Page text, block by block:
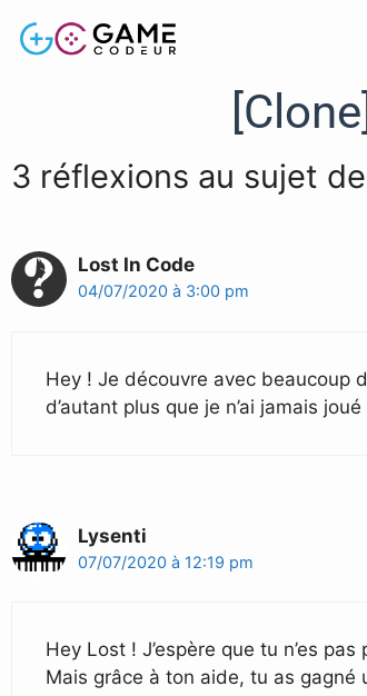
3 réflexions au sujet
Lost In Code
04/07/2020 à 3:00 pm
Hey ! Je découvre avec beaucoup
d’autant plus que je n’ai jamais
Lysenti
07/07/2020 à 12:19 pm
Hey Lost ! J’espère que tu n’es
Mais grâce à ton aide, tu as